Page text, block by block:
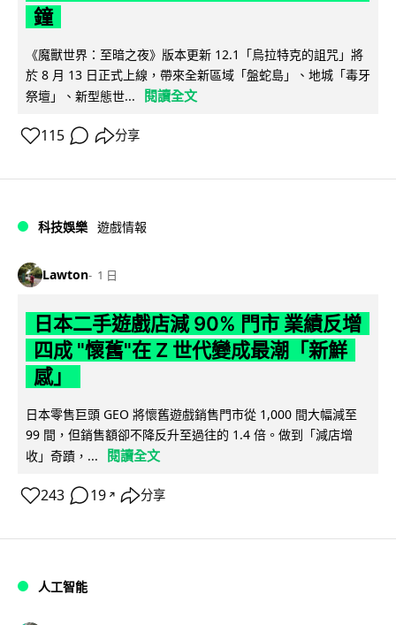
鐘
《魔獸世界：至暗之夜》版本更新 12.1「烏拉特克的詛咒」將
於 8 月 13 日正式上線，帶來全新區域「盤蛇島」、地城「毒牙
祭壇」、新型態世...
閱讀全文
115 分享
科技娛樂 遊戲情報
Lawton 1 日
日本二手遊戲店減 90% 門市 業績反增
四成 "懷舊"在 Z 世代變成最潮「新鮮
感」
日本零售巨頭 GEO 將懷舊遊戲銷售門市從 1,000 間大幅減至
99 間，但銷售額卻不降反升至過往的 1.4 倍。做到「減店增
收」奇蹟，...
閱讀全文
243 19 ↗ 分享
人工智能